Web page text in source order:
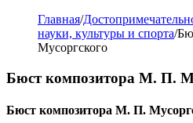
Главная/
науки, культуры и спорта/
Мусоргского
Бюст композитора М. П.
Бюст композитора М. П.